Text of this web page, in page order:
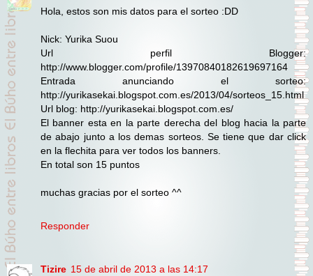
Hola, estos son mis datos para el sorteo :DD
Nick: Yurika Suou
Url perfil Blogger:
http://www.blogger.com/profile/13970840182619697164
Entrada anunciando el sorteo:
http://yurikasekai.blogspot.com.es/2013/04/sorteos_15.html
Url blog: http://yurikasekai.blogspot.com.es/
El banner esta en la parte derecha del blog hacia la parte
de abajo junto a los demas sorteos. Se tiene que dar click
en la flechita para ver todos los banners.
En total son 15 puntos
muchas gracias por el sorteo ^^
Responder
Tizire 15 de abril de 2013 a las 14:17